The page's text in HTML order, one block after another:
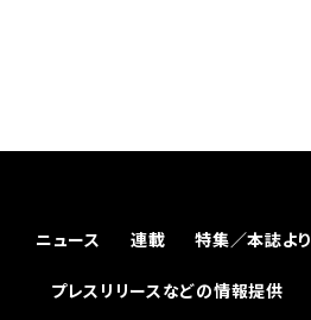
ニュース 連載 特集／本誌より
プレスリリースなどの情報提供